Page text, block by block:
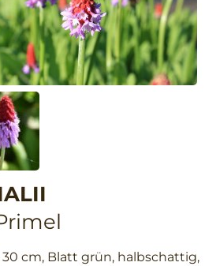
cm, Blatt grün, halbschattig,